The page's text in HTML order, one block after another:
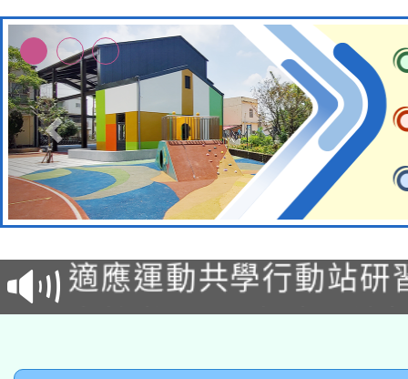
本校115學年度第2次
招甄選結果公告(無人
招)
適應運動共學行動站研
本館辦理115年度閱讀
暨閱讀推動專業研習